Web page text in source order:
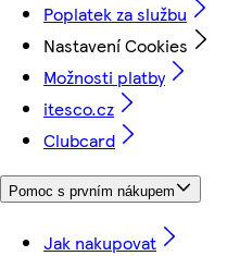
Poplatek za službu
Nastavení Cookies
Možnosti platby
itesco.cz
Clubcard
Pomoc s prvním nákupem
Jak nakupovat